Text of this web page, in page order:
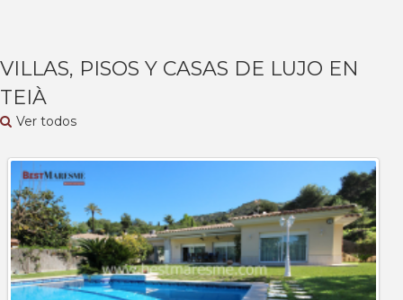
VILLAS, PISOS Y CASAS DE LUJO EN
TEIÀ
Ver todos